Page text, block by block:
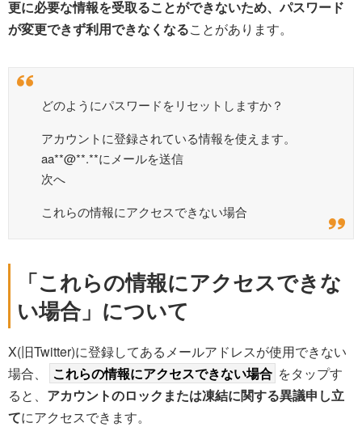
更に必要な情報を受取ることができないため、パスワード
が変更できず利用できなくなることがあります。
どのようにパスワードをリセットしますか？
アカウントに登録されている情報を使えます。
aa**@**.**にメールを送信
次へ
これらの情報にアクセスできない場合
「これらの情報にアクセスできな
い場合」について
X(旧Twitter)に登録してあるメールアドレスが使用できない
場合、
これらの情報にアクセスできない場合 をタップす
ると、 アカウントのロックまたは凍結に関する異議申し立
てにアクセスできます。